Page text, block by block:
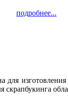
подробнее...
для